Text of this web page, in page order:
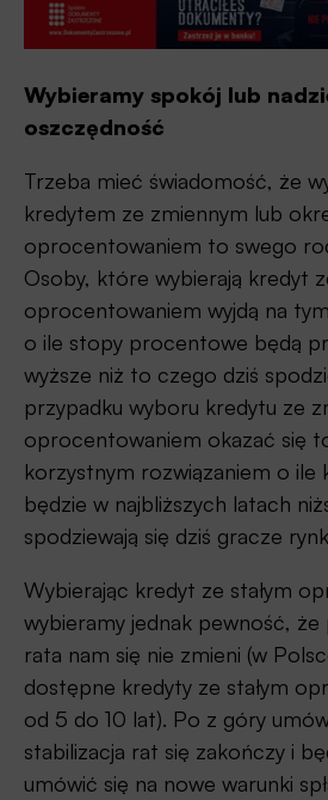
Wybieramy spokój lub
oszczędność
Trzeba mieć świadomość, że
kredytem ze zmiennym lub
oprocentowaniem to swego
Osoby, które wybierają kredyt
oprocentowaniem wyjdą na
o ile stopy procentowe będą
wyższe niż to czego dziś
przypadku wyboru kredytu ze
oprocentowaniem okazać się
korzystnym rozwiązaniem o ile
będzie w najbliższych latach
spodziewają się dziś gracze
Wybierając kredyt ze stałym
wybieramy jednak pewność,
rata nam się nie zmieni (w
dostępne kredyty ze stałym
od 5 do 10 lat). Po z góry
stabilizacja rat się zakończy i
umówić się na nowe warunki